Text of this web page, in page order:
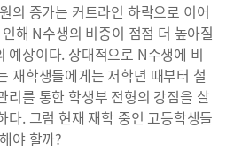
의 증가는 커트라인 하락으로 이어
해 N수생의 비중이 점점 더 높아질
예상이다. 상대적으로 N수생에 비
재학생들에게는 저학년 때부터 철
리를 통한 학생부 전형의 강점을 살
다. 그럼 현재 재학 중인 고등학생들
야 할까?